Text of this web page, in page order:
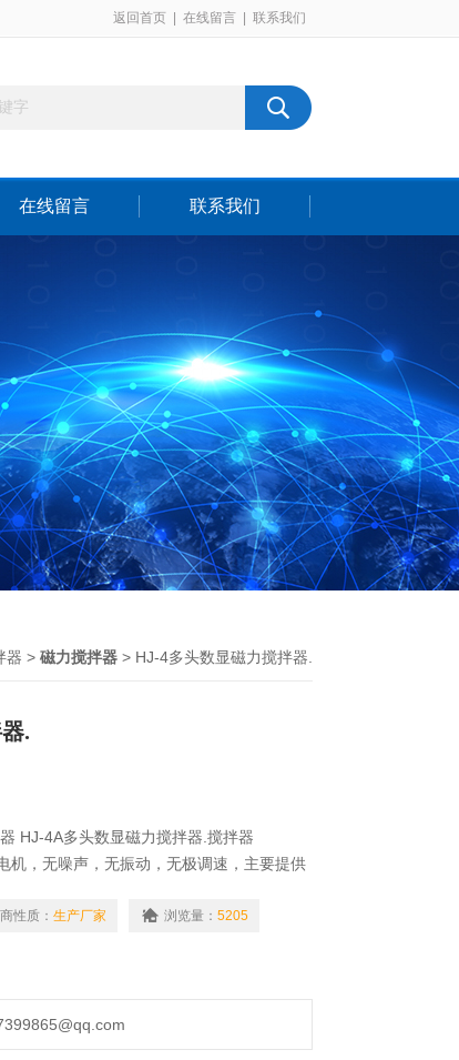
返回首页 在线留言 联系我们
在线留言 联系我们
器 > 磁力搅拌器 > HJ-4多头数显磁力搅拌器.
.
HJ-4A多头数显磁力搅拌器.搅拌器
机，无噪声，无振动，无极调速，主要提供
性质： 生产厂家 浏览量： 5205